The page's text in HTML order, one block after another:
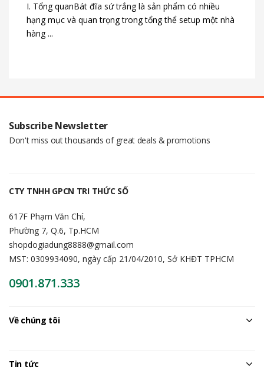
I. Tổng quanBát đĩa sứ trắng là sản phẩm có nhiều
hạng mục và quan trọng trong tổng thể setup một nhà
hàng ...
Subscribe Newsletter
Don't miss out thousands of great deals & promotions
CTY TNHH GPCN TRI THỨC SỐ
617F Phạm Văn Chí,
Phường 7, Q.6, Tp.HCM
shopdogiadung8888@gmail.com
MST: 0309934090, ngày cấp 21/04/2010, Sở KHĐT TPHCM
0901.871.333
Về chúng tôi
Tin tức